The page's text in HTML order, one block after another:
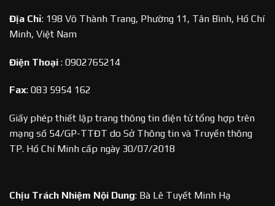
Địa Chỉ: 198 Võ Thành Trang, Phường 11, Tân Bình, Hồ Chí
Minh, Việt Nam
Điện Thoại : 0902765214
Fax: 083 5954 162
Giấy phép thiết lập trang thông tin điện tử tổng hợp trên
mạng số 54/GP-TTĐT do Sở Thông tin và Truyền thông
TP. Hồ Chí Minh cấp ngày 30/07/2018
Chịu Trách Nhiệm Nội Dung: Bà Lê Tuyết Minh Hạ